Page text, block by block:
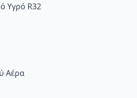
Υγρό R32
Αέρα